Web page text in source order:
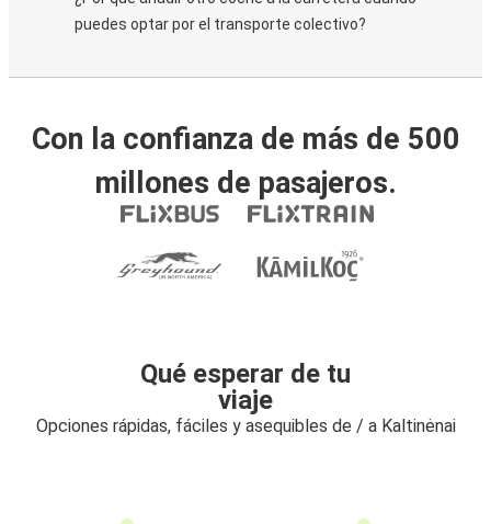
puedes optar por el transporte colectivo?
Con la confianza de más de 500
millones de pasajeros.
Qué esperar de tu
viaje
Opciones rápidas, fáciles y asequibles de / a Kaltinėnai